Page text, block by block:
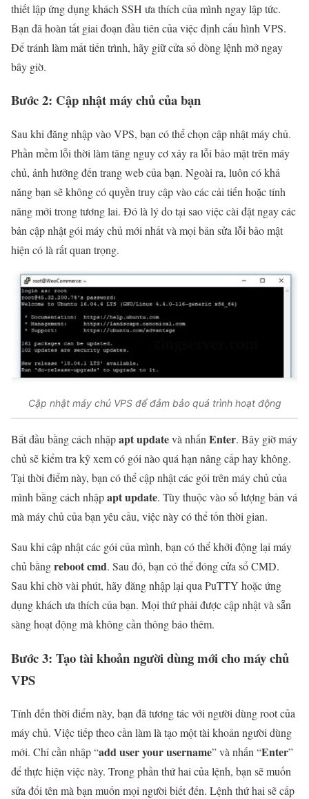
thiết lập ứng dụng khách SSH ưa thích của mình ngay lập tức.
Bạn đã hoàn tất giai đoạn đầu tiên của việc định cấu hình VPS.
Để tránh làm mất tiến trình, hãy giữ cửa sổ dòng lệnh mở ngay
bây giờ.
Bước 2: Cập nhật máy chủ của bạn
Sau khi đăng nhập vào VPS, bạn có thể chọn cập nhật máy chủ.
Phần mềm lỗi thời làm tăng nguy cơ xảy ra lỗi bảo mật trên máy
chủ, ảnh hưởng đến trang web của bạn. Ngoài ra, luôn có khả
năng bạn sẽ không có quyền truy cập vào các cải tiến hoặc tính
năng mới trong tương lai. Đó là lý do tại sao việc cài đặt ngay các
bản cập nhật gói máy chủ mới nhất và mọi bản sửa lỗi bảo mật
hiện có là rất quan trọng.
Cập nhật máy chủ VPS để đảm bảo quá trình hoạt động
Bắt đầu bằng cách nhậpapt updatevà nhấn Enter. Bây giờ máy
chủ sẽ kiểm tra kỹ xem có gói nào quá hạn nâng cấp hay không.
Tại thời điểm này, bạn có thể cập nhật các gói trên máy chủ của
mình bằng cách nhậpapt update. Tùy thuộc vào số lượng bản vá
mà máy chủ của bạn yêu cầu, việc này có thể tốn thời gian.
Sau khi cập nhật các gói của mình, bạn có thể khởi động lại máy
chủ bằngreboot cmd. Sau đó, bạn có thể đóng cửa sổ CMD.
Sau khi chờ vài phút, hãy đăng nhập lại qua PuTTY hoặc ứng
dụng khách ưa thích của bạn. Mọi thứ phải được cập nhật và sẵn
sàng hoạt động mà không cần thông báo thêm.
Bước 3: Tạo tài khoản người dùng mới cho máy chủ
VPS
Tính đến thời điểm này, bạn đã tương tác với người dùng root của
máy chủ. Việc tiếp theo cần làm là tạo một tài khoản người dùng
mới. Chỉ cần nhập “add user your username” và nhấn “Enter”
để thực hiện việc này. Trong phần thứ hai của lệnh, bạn sẽ muốn
sửa đổi tên mà bạn muốn mọi người biết đến. Lệnh thứ hai sẽ cấp